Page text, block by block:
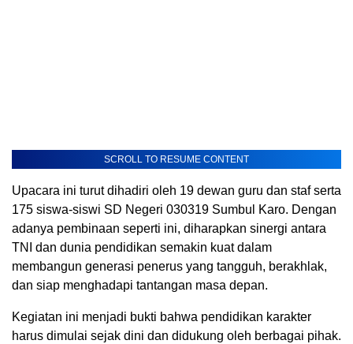
SCROLL TO RESUME CONTENT
Upacara ini turut dihadiri oleh 19 dewan guru dan staf serta
175 siswa-siswi SD Negeri 030319 Sumbul Karo. Dengan
adanya pembinaan seperti ini, diharapkan sinergi antara
TNI dan dunia pendidikan semakin kuat dalam
membangun generasi penerus yang tangguh, berakhlak,
dan siap menghadapi tantangan masa depan.
Kegiatan ini menjadi bukti bahwa pendidikan karakter
harus dimulai sejak dini dan didukung oleh berbagai pihak.